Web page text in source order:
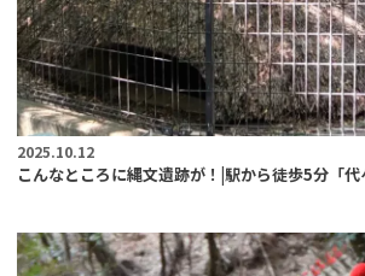
2025.10.12
こんなところに縄文遺跡が！|駅から徒歩5分「代